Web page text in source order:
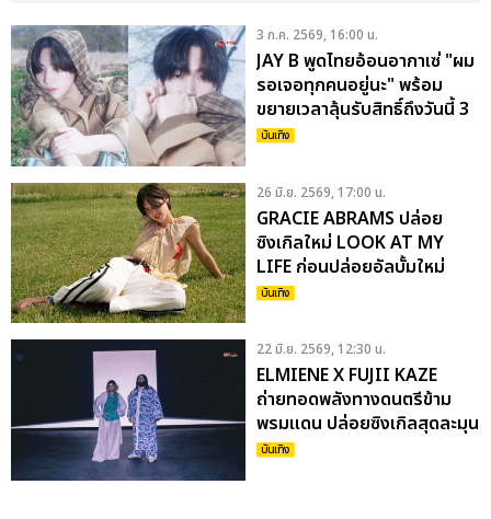
3 ก.ค. 2569, 16:00 น.
JAY B พูดไทยอ้อนอากาเซ่ "ผม
รอเจอทุกคนอยู่นะ" พร้อม
ขยายเวลาลุ้นรับสิทธิ์ถึงวันนี้ 3
ก.ค.เวลา 23:59 น
บันเทิง
26 มิ.ย. 2569, 17:00 น.
GRACIE ABRAMS ปล่อย
ซิงเกิลใหม่ LOOK AT MY
LIFE ก่อนปล่อยอัลบั้มใหม่
DAUGHTER FROM HELL 7
บันเทิง
22 มิ.ย. 2569, 12:30 น.
ELMIENE X FUJII KAZE
ถ่ายทอดพลังทางดนตรีข้าม
พรมแดน ปล่อยซิงเกิลสุดละมุน
ชวนฝัน COMETS + GOLD
บันเทิง